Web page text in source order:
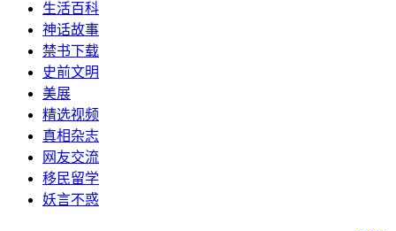
生活百科
神话故事
禁书下载
史前文明
美展
精选视频
真相杂志
网友交流
移民留学
妖言不惑